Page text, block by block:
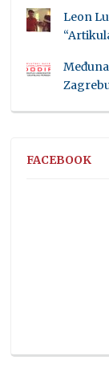
Leon
FACEBOOK